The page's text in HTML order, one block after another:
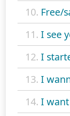
10. Free/
11. I see
12. I
13. I
14. I